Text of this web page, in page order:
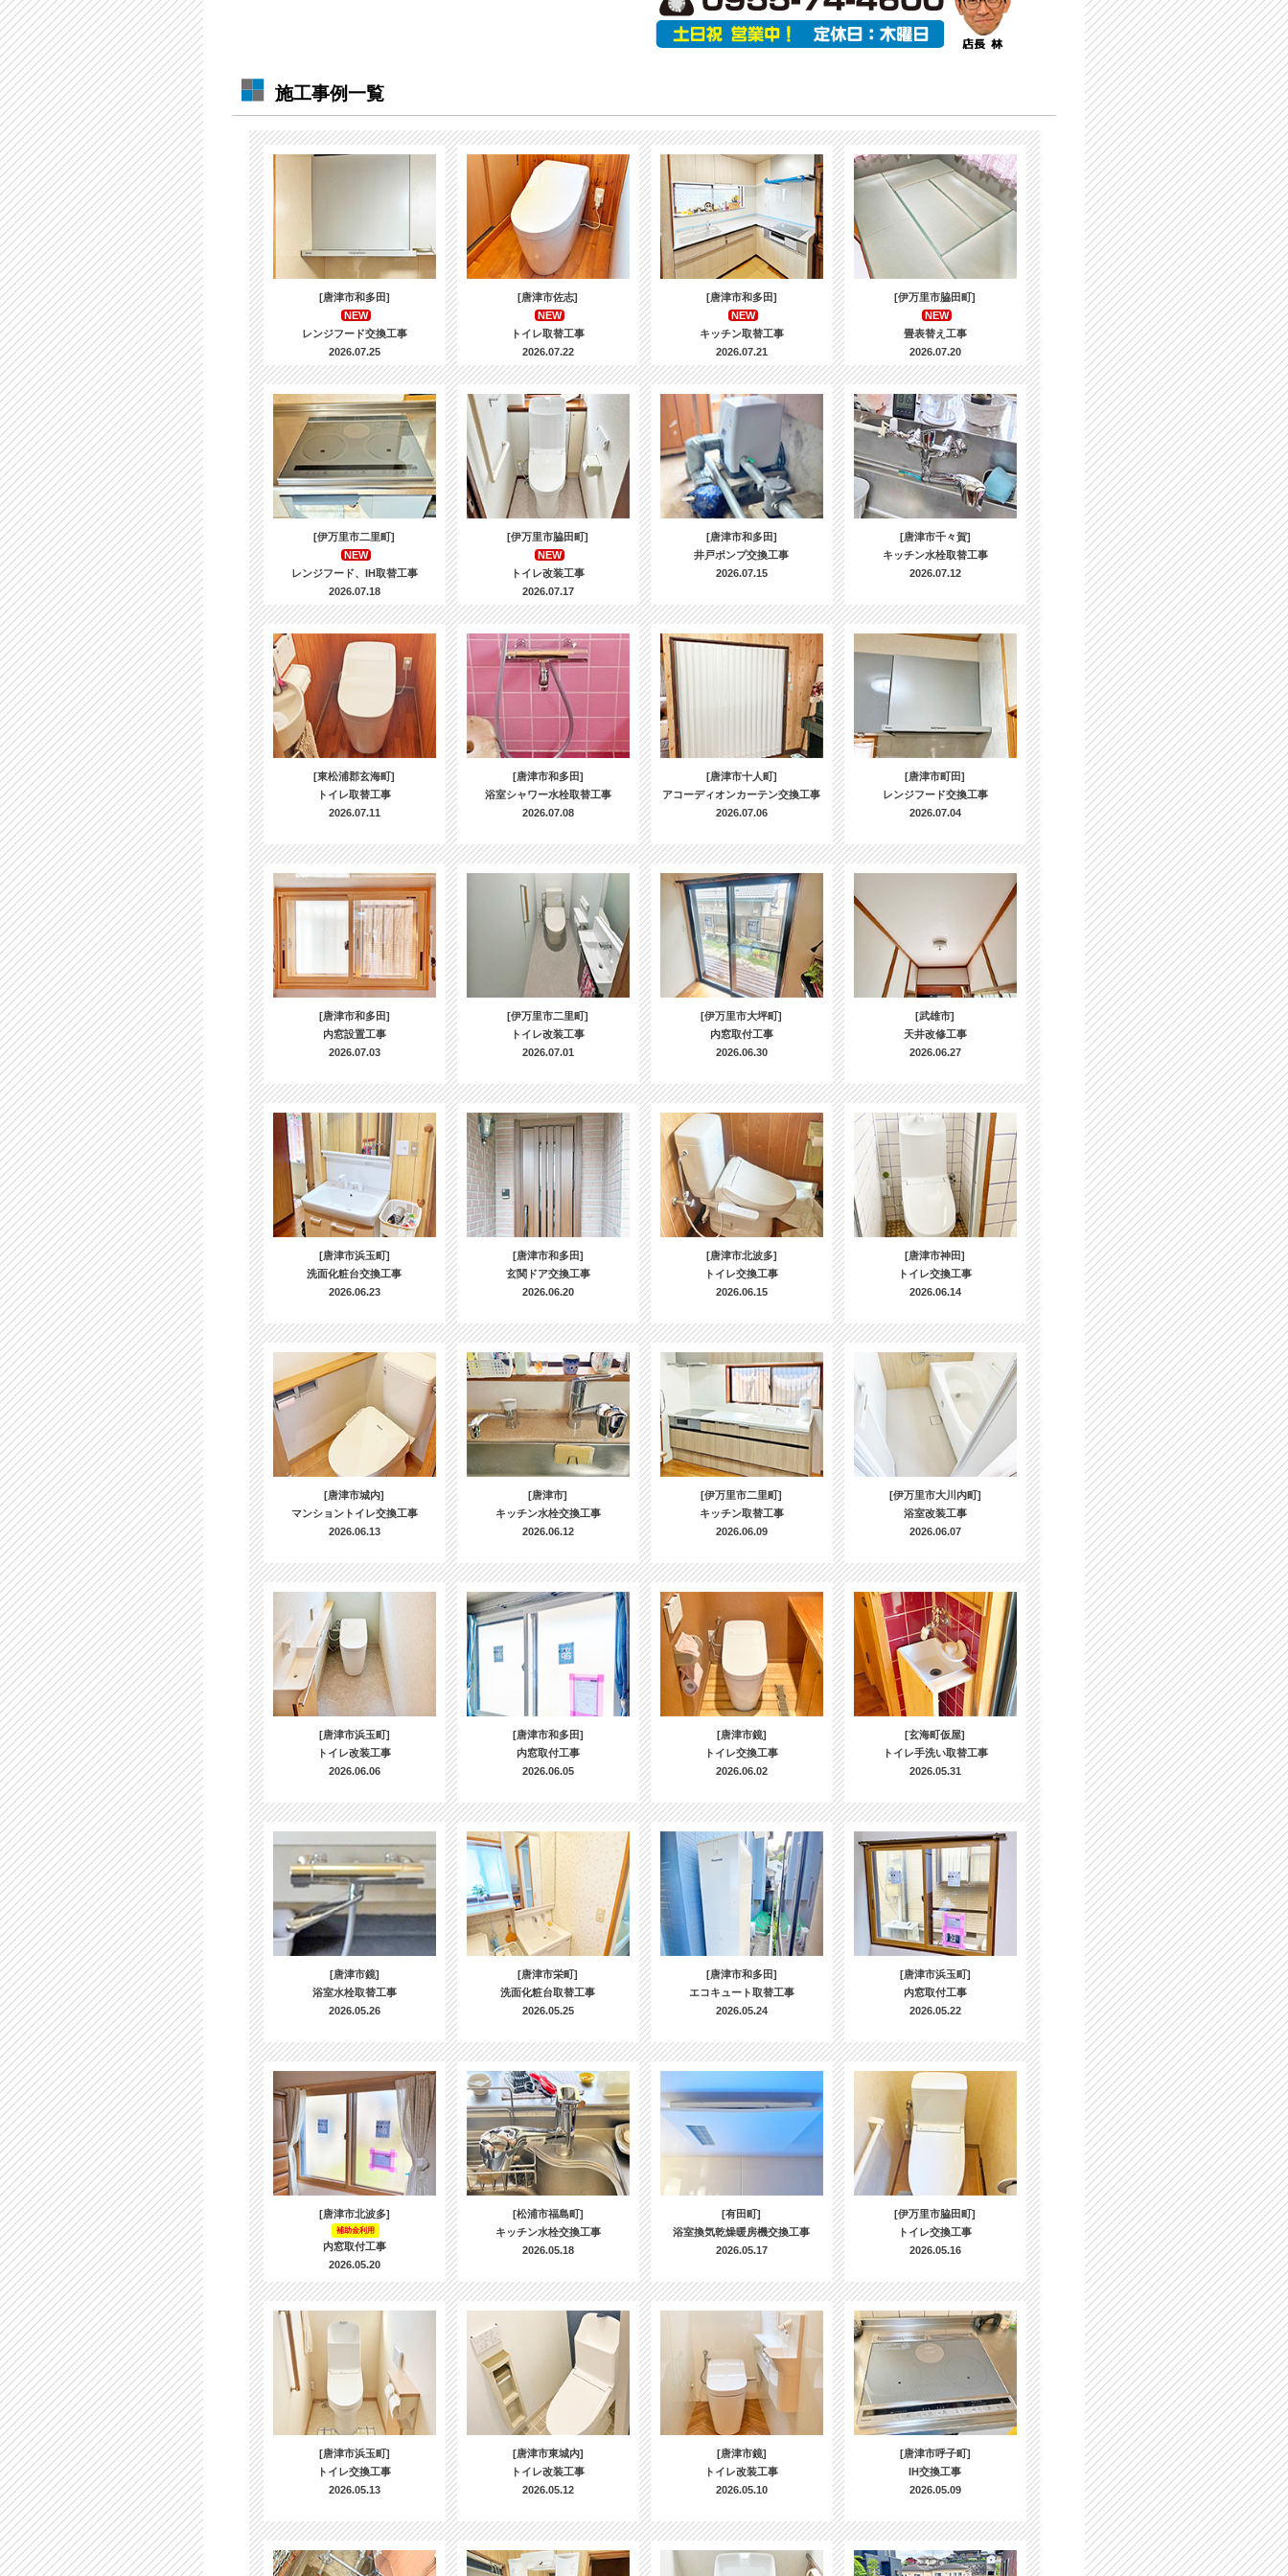
施工事例一覧
[唐津市和多田]
NEW
レンジフード交換工事
2026.07.25
[唐津市佐志]
NEW
トイレ取替工事
2026.07.22
[唐津市和多田]
NEW
キッチン取替工事
2026.07.21
[伊万里市脇田町]
NEW
畳表替え工事
2026.07.20
[伊万里市二里町]
NEW
レンジフード、IH取替工事
2026.07.18
[伊万里市脇田町]
NEW
トイレ改装工事
2026.07.17
[唐津市和多田]
井戸ポンプ交換工事
2026.07.15
[唐津市千々賀]
キッチン水栓取替工事
2026.07.12
[東松浦郡玄海町]
トイレ取替工事
2026.07.11
[唐津市和多田]
浴室シャワー水栓取替工事
2026.07.08
[唐津市十人町]
アコーディオンカーテン交換工事
2026.07.06
[唐津市町田]
レンジフード交換工事
2026.07.04
[唐津市和多田]
内窓設置工事
2026.07.03
[伊万里市二里町]
トイレ改装工事
2026.07.01
[伊万里市大坪町]
内窓取付工事
2026.06.30
[武雄市]
天井改修工事
2026.06.27
[唐津市浜玉町]
洗面化粧台交換工事
2026.06.23
[唐津市和多田]
玄関ドア交換工事
2026.06.20
[唐津市北波多]
トイレ交換工事
2026.06.15
[唐津市神田]
トイレ交換工事
2026.06.14
[唐津市城内]
マンショントイレ交換工事
2026.06.13
[唐津市]
キッチン水栓交換工事
2026.06.12
[伊万里市二里町]
キッチン取替工事
2026.06.09
[伊万里市大川内町]
浴室改装工事
2026.06.07
[唐津市浜玉町]
トイレ改装工事
2026.06.06
[唐津市和多田]
内窓取付工事
2026.06.05
[唐津市鏡]
トイレ交換工事
2026.06.02
[玄海町仮屋]
トイレ手洗い取替工事
2026.05.31
[唐津市鏡]
浴室水栓取替工事
2026.05.26
[唐津市栄町]
洗面化粧台取替工事
2026.05.25
[唐津市和多田]
エコキュート取替工事
2026.05.24
[唐津市浜玉町]
内窓取付工事
2026.05.22
[唐津市北波多]
補助金利用
内窓取付工事
2026.05.20
[松浦市福島町]
キッチン水栓交換工事
2026.05.18
[有田町]
浴室換気乾燥暖房機交換工事
2026.05.17
[伊万里市脇田町]
トイレ交換工事
2026.05.16
[唐津市浜玉町]
トイレ交換工事
2026.05.13
[唐津市東城内]
トイレ改装工事
2026.05.12
[唐津市鏡]
トイレ改装工事
2026.05.10
[唐津市呼子町]
IH交換工事
2026.05.09